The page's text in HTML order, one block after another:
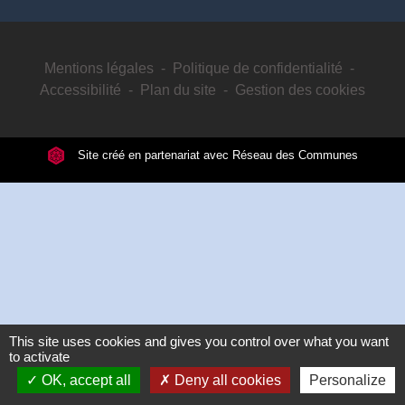
Mentions légales - Politique de confidentialité -
Accessibilité - Plan du site - Gestion des cookies
Site créé en partenariat avec Réseau des Communes
This site uses cookies and gives you control over what you want
to activate
OK, accept all
Deny all cookies Personalize